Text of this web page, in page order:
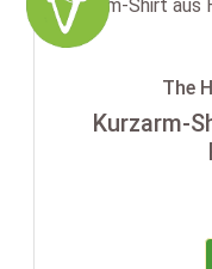
The
Kurzarm-